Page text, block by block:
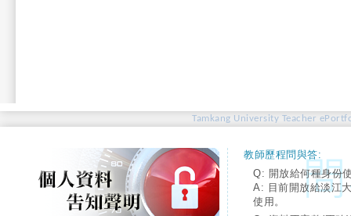
Tamkang University Teacher
教師歷程問與答:
Q: 開放給何種身份
A: 目前開放給淡江
使用。